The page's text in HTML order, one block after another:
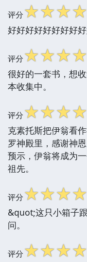
评分☆☆☆☆
好好好好好好好好
评分☆☆☆☆
很好的一套书，想
本收集中。
评分☆☆☆☆
克素托斯把伊翁看
罗神殿里，感谢神
预示，伊翁将成为
祖先。
评分☆☆☆☆
&quot;这只小箱子
问。
评分☆☆☆☆